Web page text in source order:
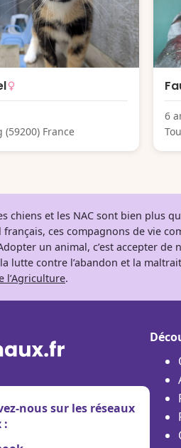
(59200) France
6
chiens et les NAC sont bien plus
français, ces compagnons de vie
un animal, c’est accepter
lutte contre l’abandon et la
l’Agriculture.
nous sur les réseaux
: